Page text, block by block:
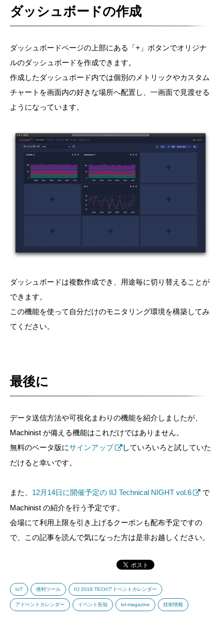
ダッシュボードの作成
ダッシュボードページの上部にある「+」ボタンでオリジナ
ルのダッシュボードを作成できます。
作成したダッシュボード内では個別のメトリックやカスタム
チャートを画面内の好きな場所へ配置し、一画面で見渡せる
ようになっています。
ダッシュボードは複数作成でき、用途毎に切り替えることが
できます。
この機能を使って自分だけのモニタリング環境を構築してみ
てください。
最後に
データ送信方法や可視化まわりの機能を紹介しましたが、
Machinist が備える機能はこれだけではありません。
無料のベータ版にサインアップ
していろいろと試していた
だけると幸いです。
また、 12月14日に開催予定の IIJ Technical NIGHT vol.6
で
Machinist の紹介を行う予定です。
会場にて利用上限を引き上げるクーポンも配布予定ですの
で、この記事を読んで気になった方は是非お越しください。
IoT 便利ツール IIJ 2018 TECHアドベントカレンダー
アドベントカレンダー イベント告知 iot-magazine 技術情報